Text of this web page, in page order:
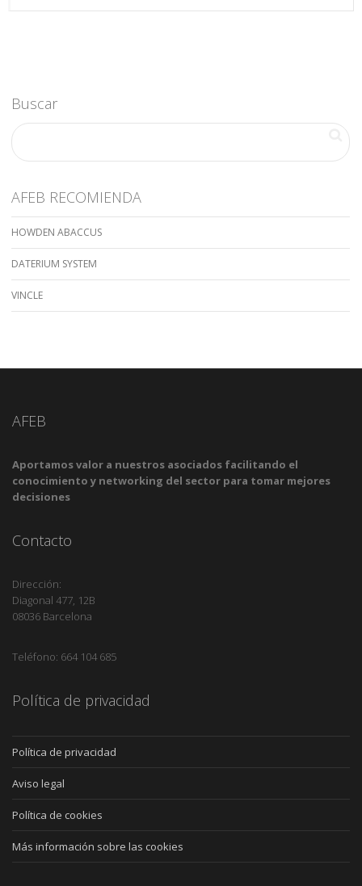
Buscar
AFEB RECOMIENDA
HOWDEN ABACCUS
DATERIUM SYSTEM
VINCLE
AFEB
Aportamos valor a nuestros asociados facilitando el
conocimiento y networking del sector para tomar mejores
decisiones
Contacto
Dirección:
Diagonal 477, 12B
08036 Barcelona
Teléfono: 664 104 685
Política de privacidad
Política de privacidad
Aviso legal
Política de cookies
Más información sobre las cookies